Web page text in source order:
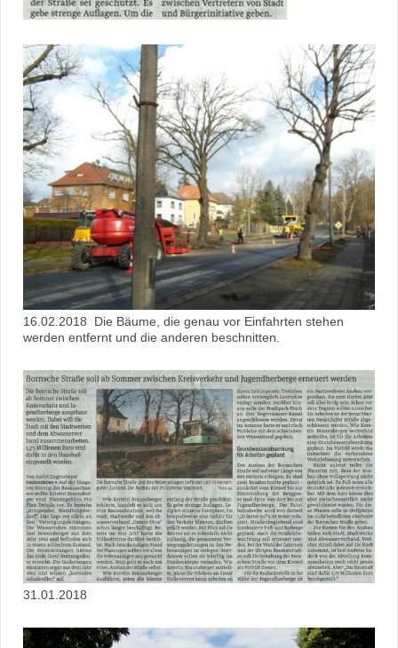
16.02.2018 Die Bäume, die genau vor Einfahrten stehen
werden entfernt und die anderen beschnitten.
31.01.2018